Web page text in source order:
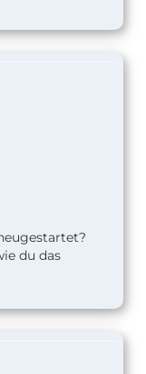
du das